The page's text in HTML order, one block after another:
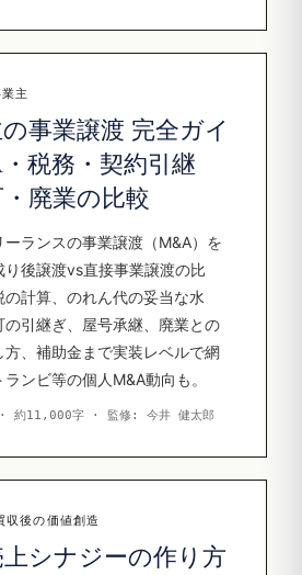
主
事業譲渡 完全ガイ
税務・契約引継
廃業の比較
ランスの事業譲渡（M&A）を
り後譲渡vs直接事業譲渡の比
計算、のれん代の妥当な水
引継ぎ、屋号承継、廃業との
方、補助金まで実装レベルで網
ンビ等の個人M&A動向も。
約11,000字 · 監修: 今井 健太郎
後の価値創造
シナジーの作り方